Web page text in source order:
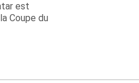
est
Coupe du